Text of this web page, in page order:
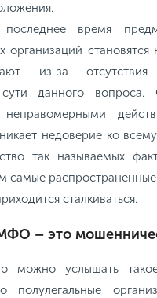
время
организаций
из-за
сути данного
неправомерными
недоверие ко
так называемых
самые
сталкиваться.
– это
можно услышать